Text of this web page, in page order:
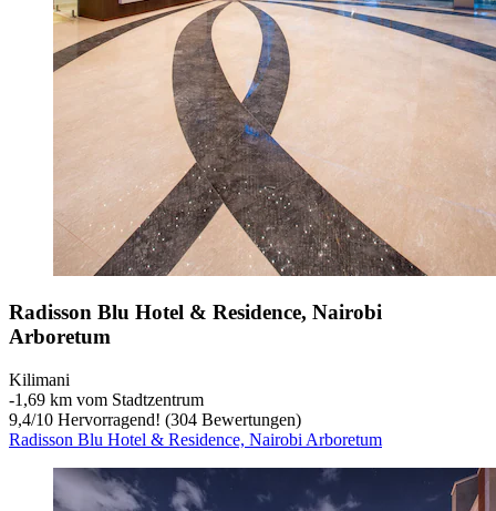
Radisson Blu Hotel & Residence, Nairobi
Arboretum
Kilimani
‐1,69 km vom Stadtzentrum
9,4/10 Hervorragend! (304 Bewertungen)
Radisson Blu Hotel & Residence, Nairobi Arboretum